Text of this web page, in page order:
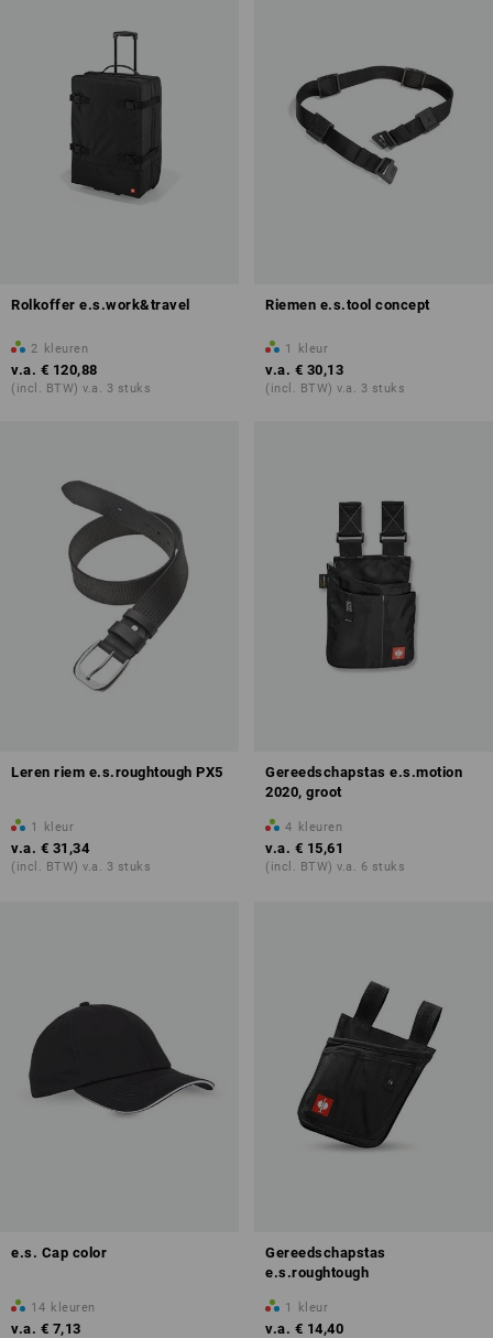
Rolkoffer e.s.work&travel
2 kleuren
v.a. € 120,88
(incl. BTW) v.a. 3 stuks
Riemen e.s.tool concept
1 kleur
v.a. € 30,13
(incl. BTW) v.a. 3 stuks
Leren riem e.s.roughtough PX5
1 kleur
v.a. € 31,34
(incl. BTW) v.a. 3 stuks
Gereedschapstas e.s.motion
2020, groot
4 kleuren
v.a. € 15,61
(incl. BTW) v.a. 6 stuks
e.s. Cap color
14 kleuren
v.a. € 7,13
Gereedschapstas
e.s.roughtough
1 kleur
v.a. € 14,40